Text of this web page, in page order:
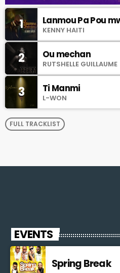
1 Lanmou Pa Pou
KENNY HAITI
2 Ou mechan
RUTSHELLE GUILLAUME
3 Ti Manmi
L-WON
FULL TRACKLIST
EVENTS
Spring Break